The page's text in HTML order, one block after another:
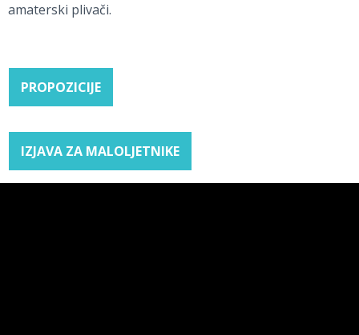
amaterski plivači.
PROPOZICIJE
IZJAVA ZA MALOLJETNIKE